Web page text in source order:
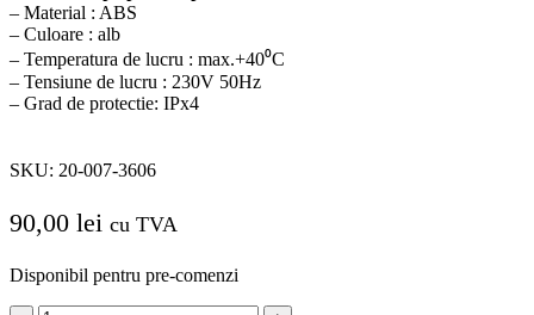
– Material : ABS
– Culoare : alb
– Temperatura de lucru : max.+40⁰C
– Tensiune de lucru : 230V 50Hz
– Grad de protectie: IPx4
SKU: 20-007-3606
90,00 lei cu TVA
Disponibil pentru pre-comenzi